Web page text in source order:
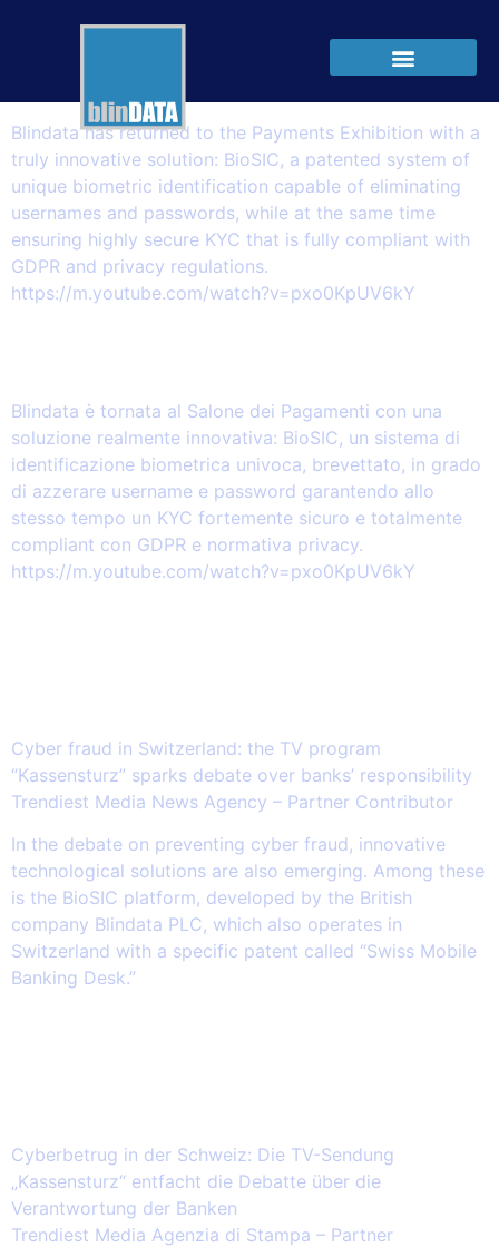
BioSIC and the Swiss Mobile Banking
Blindata has returned to the Payments Exhibition with a
truly innovative solution: BioSIC, a patented system of
unique biometric identification capable of eliminating
usernames and passwords, while at the same time
ensuring highly secure KYC that is fully compliant with
GDPR and privacy regulations.
https://m.youtube.com/watch?v=pxo0KpUV6kY
Blindata è tornata al Salone dei Pagamenti con una
soluzione realmente innovativa: BioSIC, un sistema di
identificazione biometrica univoca, brevettato, in grado
di azzerare username e password garantendo allo
stesso tempo un KYC fortemente sicuro e totalmente
compliant con GDPR e normativa privacy.
https://m.youtube.com/watch?v=pxo0KpUV6kY
Cyber fraud in Switzerland: the TV program
“Kassensturz” sparks debate over banks’ responsibility
Trendiest Media News Agency – Partner Contributor
In the debate on preventing cyber fraud, innovative
technological solutions are also emerging. Among these
is the BioSIC platform, developed by the British
company Blindata PLC, which also operates in
Switzerland with a specific patent called “Swiss Mobile
Banking Desk.”
Cyberbetrug in der Schweiz: Die TV-Sendung
„Kassensturz“ entfacht die Debatte über die
Verantwortung der Banken
Trendiest Media Agenzia di Stampa – Partner